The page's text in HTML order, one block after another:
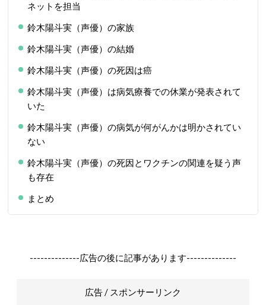
ネットを担当
鈴木陽斗実（声優）の家族
鈴木陽斗実（声優）の結婚
鈴木陽斗実（声優）の死因は癌
鈴木陽斗実（声優）は病気療養での休業が発表されて
いた
鈴木陽斗実（声優）の病気が何がんかは明かされてい
ない
鈴木陽斗実（声優）の死因とワクチンの関連を疑う声
も存在
まとめ
--------------広告の後に記事があります--------------
広告 / スポンサーリンク